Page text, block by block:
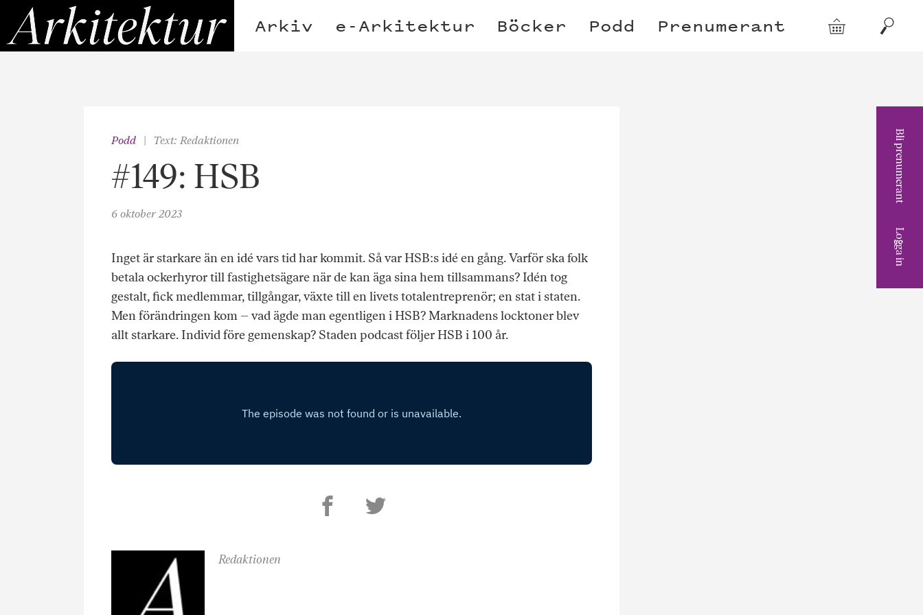
Hoppa
innehållet
Arkitektur
Arkiv e-Arkitektur Böcker Podd Prenumerant Varukorg Sök
Bli prenumerant
Logga in
Podd Text: Redaktionen
#149: HSB
6 oktober 2023
Inget är starkare än en idé vars tid har kommit. Så var HSB:s idé en gång. Varför ska folk
betala ockerhyror till fastighetsägare när de kan äga sina hem tillsammans? Idén tog
gestalt, fick medlemmar, tillgångar, växte till en livets totalentreprenör; en stat i staten.
Men förändringen kom – vad ägde man egentligen i HSB? Marknadens locktoner blev
allt starkare. Individ före gemenskap? Staden podcast följer HSB i 100 år.
Redaktionen